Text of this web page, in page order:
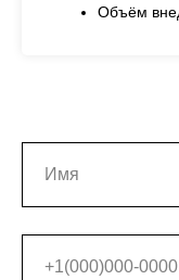
Объём